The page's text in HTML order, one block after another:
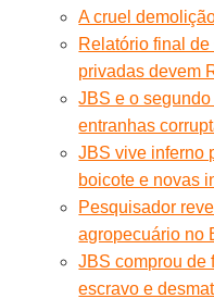
A cruel
Relatório final
privadas devem
JBS e o
entranhas
JBS vive inferno
boicote e novas
Pesquisador
agropecuário no
JBS comprou de
escravo e